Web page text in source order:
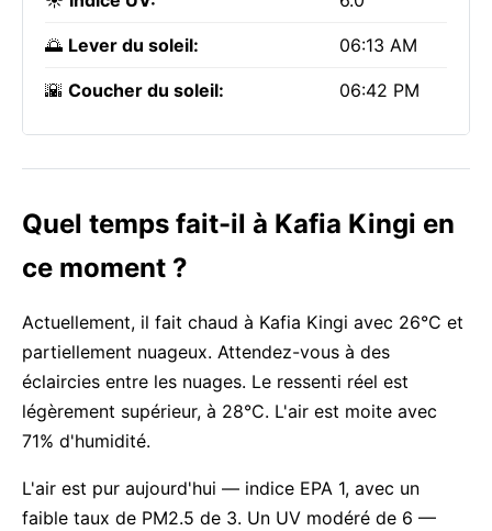
🌅 Lever du soleil: 06:13 AM
🌇 Coucher du soleil: 06:42 PM
Quel temps fait-il à Kafia Kingi en
ce moment ?
Actuellement, il fait chaud à Kafia Kingi avec 26°C et
partiellement nuageux. Attendez-vous à des
éclaircies entre les nuages. Le ressenti réel est
légèrement supérieur, à 28°C. L'air est moite avec
71% d'humidité.
L'air est pur aujourd'hui — indice EPA 1, avec un
faible taux de PM2.5 de 3. Un UV modéré de 6 —